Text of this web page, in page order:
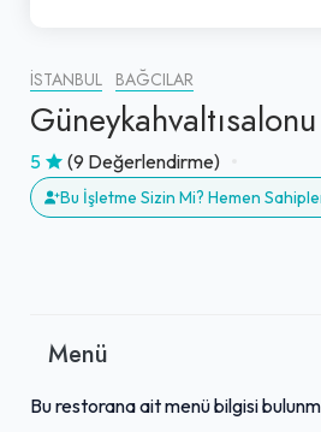
İSTANBUL BAĞCILAR
Güneykahvaltısalonu
5 (9 Değerlendirme)
Bu İşletme Sizin Mi? Hemen
Menü
Bu restorana ait menü bilgisi